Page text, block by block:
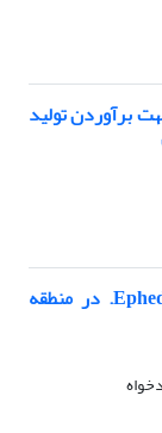
برآوردن تولید
بررسی بوم شناسی گونه های افدرا Ephedra spp. در منطقه